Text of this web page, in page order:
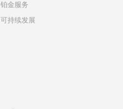
铂金服务
可持续发展